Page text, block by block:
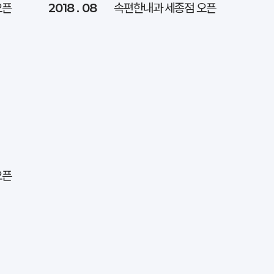
2018 . 08 속편한내과 세종점 오픈